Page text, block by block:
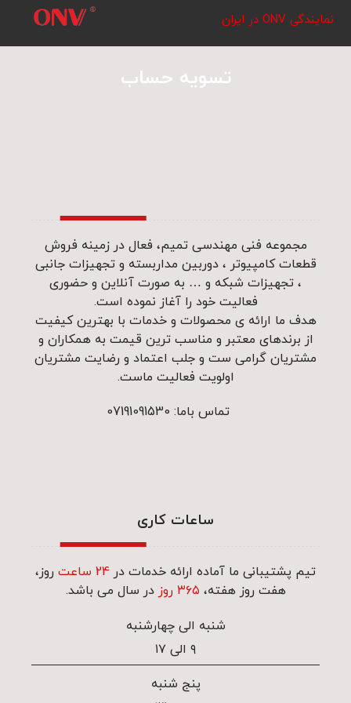
نمایندگی ONV در ایران
تسویه حساب
مجموعه فنی مهندسی تمیم، فعال در زمینه فروش
قطعات کامپیوتر ، دوربین مداربسته و تجهیزات جانبی
، تجهیزات شبکه و … به صورت آنلاین و حضوری
فعالیت خود را آغاز نموده است.
هدف ما ارائه ی محصولات و خدمات با بهترین کیفیت
از برندهای معتبر و مناسب ترین قیمت به همکاران و
مشتریان گرامی ست و جلب اعتماد و رضایت مشتریان
اولویت فعالیت ماست.
تماس باما: 07191091530
ساعات کاری
تیم پشتیبانی ما آماده ارائه خدمات در 24 ساعت
روز،
هفت روز هفته، ۳۶۵ روز در سال می باشد.
شنبه الی چهارشنبه
۹ الی ۱۷
پنج شنبه